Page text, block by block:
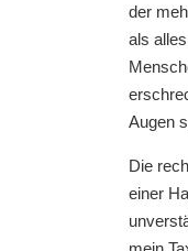
der
als
Augen
Die
einer